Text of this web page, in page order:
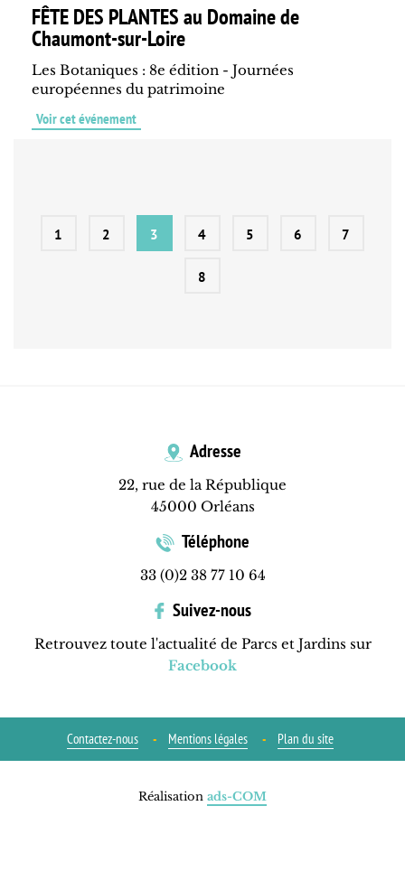
FÊTE DES PLANTES au Domaine de
Chaumont-sur-Loire
Les Botaniques : 8e édition - Journées
européennes du patrimoine
Voir cet événement
1 2 3 4 5 6 7
8
Adresse
22, rue de la République
45000 Orléans
Téléphone
33 (0)2 38 77 10 64
Suivez-nous
Retrouvez toute l'actualité de Parcs et Jardins sur
Facebook
Contactez-nous Mentions légales Plan du site
Réalisation ads-COM